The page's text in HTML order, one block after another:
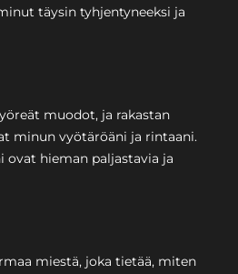
täysin tyhjentyneeksi ja
muodot, ja rakastan
minun vyötäröäni ja rintaani.
ovat hieman paljastavia ja
miestä, joka tietää, miten